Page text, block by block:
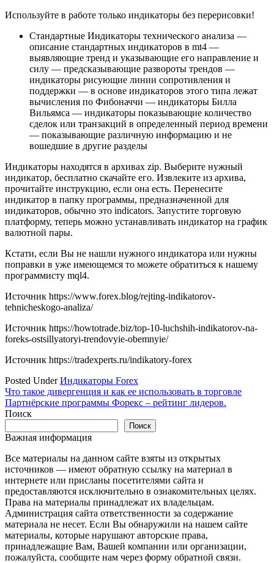
Используйте в работе только индикаторы без перерисовки!
Стандартные Индикаторы технического анализа —
описание стандартных индикаторов в mt4 —
выявляющие тренд и указывающие его направление и
силу — предсказывающие развороты трендов —
индикаторы рисующие линии сопротивления и
поддержки — в основе индикаторов этого типа лежат
вычисления по Фибоначчи — индикаторы Билла
Вильямса — индикаторы показывающие количество
сделок или транзакций в определенный период времени
— показывающие различную информацию и не
вошедшие в другие разделы
Индикаторы находятся в архивах zip. Выберите нужный
индикатор, бесплатно скачайте его. Извлеките из архива,
прочитайте инструкцию, если она есть. Перенесите
индикатор в папку программы, предназначенной для
индикаторов, обычно это indicators. Запустите торговую
платформу, теперь можно устанавливать индикатор на график
валютной пары.
Кстати, если Вы не нашли нужного индикатора или нужны
поправки в уже имеющемся то можете обратиться к нашему
программисту mql4.
Источник https://www.forex.blog/rejting-indikatorov-
tehnicheskogo-analiza/
Источник https://howtotrade.biz/top-10-luchshih-indikatorov-na-
foreks-ostsillyatoryi-trendovyie-obemnyie/
Источник https://tradexperts.ru/indikatory-forex
Posted UnderИндикаторы Forex
Навигация
по
Что такое дивергенция и как ее использовать в торговле
Партнёрские программы Форекс – рейтинг лидеров.
Поиск
Поиск
Важная информация
Все материалы на данном сайте взяты из открытых
источников — имеют обратную ссылку на материал в
интернете или присланы посетителями сайта и
предоставляются исключительно в ознакомительных целях.
Права на материалы принадлежат их владельцам.
Администрация сайта ответственности за содержание
материала не несет. Если Вы обнаружили на нашем сайте
материалы, которые нарушают авторские права,
принадлежащие Вам, Вашей компании или организации,
пожалуйста, сообщите нам через форму обратной связи.